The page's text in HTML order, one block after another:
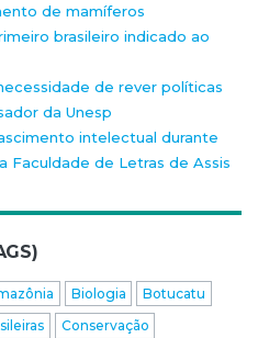
de mamíferos
brasileiro indicado ao
de rever políticas
da Unesp
intelectual durante
Faculdade de Letras de Assis
Biologia
Botucatu
Conservação